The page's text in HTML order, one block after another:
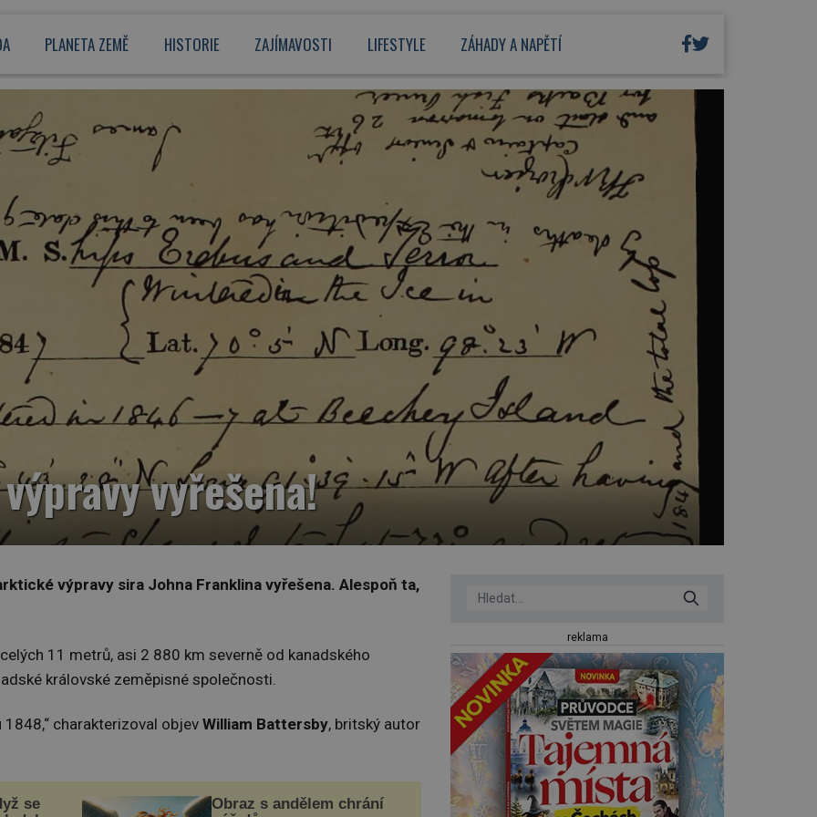
PLANETA ZEMĚ HISTORIE ZAJÍMAVOSTI LIFESTYLE ZÁHADY A NAPĚTÍ
vyřešena!
výpravy sira Johna Franklina vyřešena. Alespoň ta,
11 metrů, asi 2 880 km severně od kanadského
královské zeměpisné společnosti.
charakterizoval objev William Battersby, britský autor
se
Obraz s andělem chrání
reklama